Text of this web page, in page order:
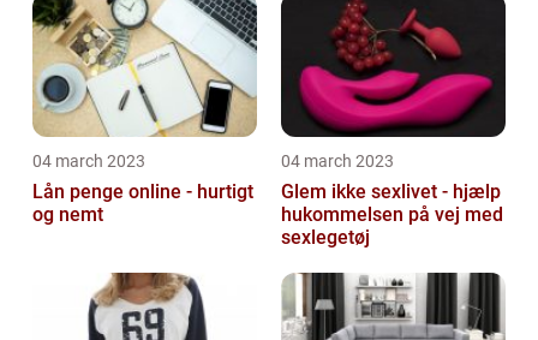
04 march 2023
Lån penge online - hurtigt
og nemt
04 march 2023
Glem ikke sexlivet - hjælp
hukommelsen på vej med
sexlegetøj